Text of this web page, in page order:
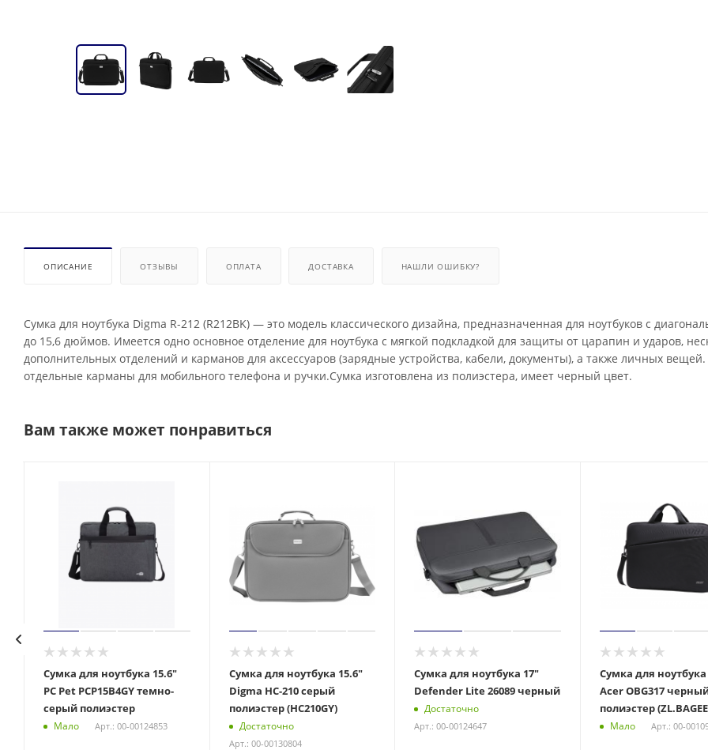
ОПИСАНИЕ ОТЗЫВЫ ОПЛАТА ДОСТАВКА НАШЛИ ОШИБКУ?
Сумка для ноутбука Digma R-212 (R212BK) — это модель классического дизайна, предназначенная для ноутбуков с
до 15,6 дюймов. Имеется одно основное отделение для ноутбука с мягкой подкладкой для защиты от царапин и ударов,
дополнительных отделений и карманов для аксессуаров (зарядные устройства, кабели, документы), а также личных вещей.
отдельные карманы для мобильного телефона и ручки.Сумка изготовлена из полиэстера, имеет черный цвет.
Вам также может понравиться
Сумка для ноутбука 15.6"
PC Pet PCP15B4GY темно-
серый полиэстер
Мало Арт.: 00-00124853
Сумка для ноутбука 15.6"
Digma HC-210 серый
полиэстер (HC210GY)
Достаточно
Арт.: 00-00130804
Сумка для ноутбука 17"
Defender Lite 26089 черный
Достаточно
Арт.: 00-00124647
Сумка для ноутбука
Acer OBG317
полиэстер
Мало Арт.: 00-